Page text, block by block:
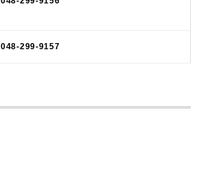
048-299-9157